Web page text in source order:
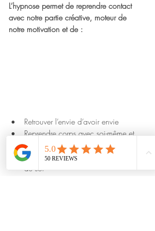
L’hypnose permet de reprendre contact
avec notre partie créative, moteur de
notre motivation et de :
Retrouver l’envie d’avoir envie
Reprendre corps avec soi-même et
son image
Développer la confiance et l’estime
de soi